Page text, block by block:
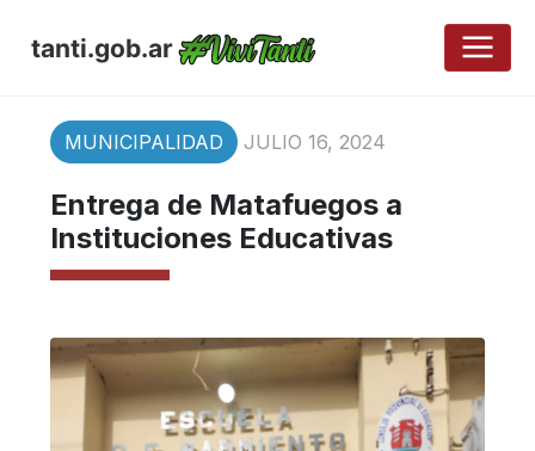
tanti.gob.ar
MUNICIPALIDAD JULIO 16, 2024
Entrega de Matafuegos a
Instituciones Educativas